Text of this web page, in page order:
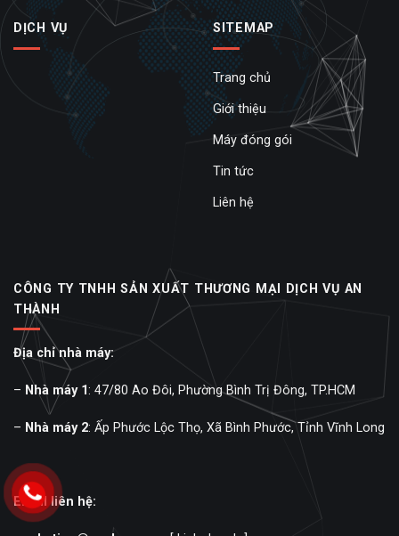
DỊCH VỤ SITEMAP
Trang chủ
Giới thiệu
Máy đóng gói
Tin tức
Liên hệ
CÔNG TY TNHH SẢN XUẤT THƯƠNG MẠI DỊCH VỤ AN
THÀNH
Địa chỉ nhà máy:
– Nhà máy 1: 47/80 Ao Đôi, Phường Bình Trị Đông, TP.HCM
– Nhà máy 2: Ấp Phước Lộc Thọ, Xã Bình Phước, Tỉnh Vĩnh Long
Email liên hệ: